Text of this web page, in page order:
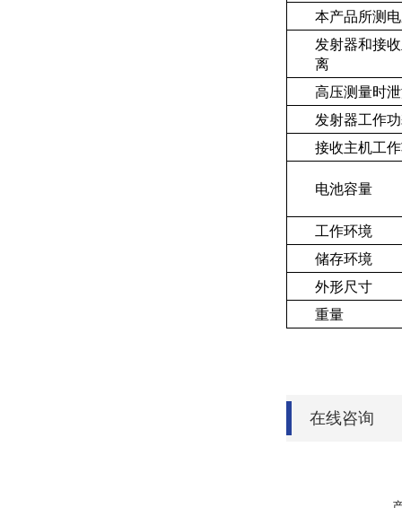
本产品所测
发射器和接
离
高压测量时
发射器工作
接收主机工
电池容量
工作环境
储存环境
外形尺寸
重量
在线咨询